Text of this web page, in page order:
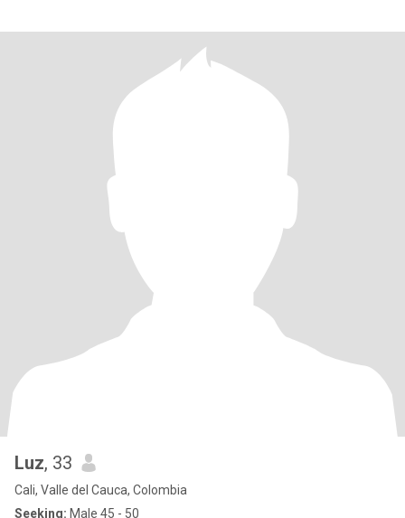
Luz, 33
Cali, Valle del Cauca, Colombia
Seeking: Male 45 - 50